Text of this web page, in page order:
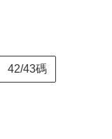
42/43碼